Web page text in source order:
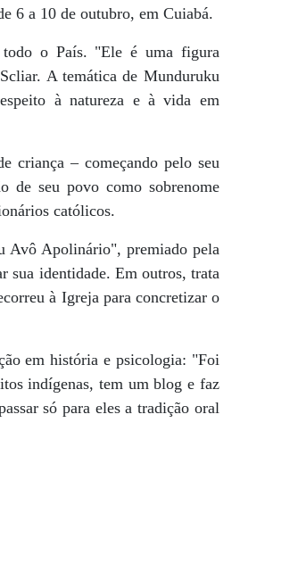
6 a 10 de outubro, em Cuiabá.
todo o País. "Ele é uma figura
A temática de Munduruku
à natureza e à vida em
criança – começando pelo seu
de seu povo como sobrenome
católicos.
Avô Apolinário", premiado pela
sua identidade. Em outros, trata
à Igreja para concretizar o
em história e psicologia: "Foi
indígenas, tem um blog e faz
só para eles a tradição oral